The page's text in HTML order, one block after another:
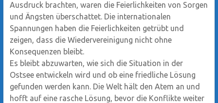
Ausdruck brachten, waren die Feierlichkeiten von Sorgen
und Ängsten überschattet. Die internationalen
Spannungen haben die Feierlichkeiten getrübt und
zeigen, dass die Wiedervereinigung nicht ohne
Konsequenzen bleibt.
Es bleibt abzuwarten, wie sich die Situation in der
Ostsee entwickeln wird und ob eine friedliche Lösung
gefunden werden kann. Die Welt hält den Atem an und
hofft auf eine rasche Lösung, bevor die Konflikte weiter